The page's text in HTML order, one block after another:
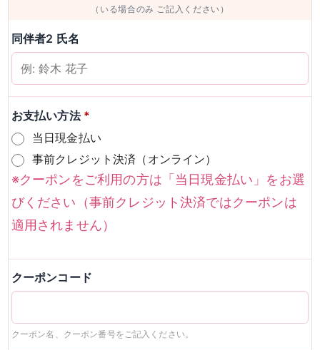
（いる場合のみ ご記入ください）
同伴者2 氏名
お支払い方法 *
当日現金払い
事前クレジット決済（オンライン）
※クーポンをご利用の方は「当日現金払い」をお選
びください（事前クレジット決済ではクーポンは
適用されません）
クーポンコード
クーポン名、クーポン番号をご記入ください。